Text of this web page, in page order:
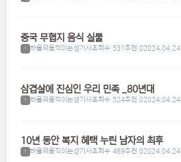
중국 무협지 음식 실물
1 하울의움직이는성기사조회수 531 추천 02024.04.24
삼겹살에 진심인 우리 민족 _80년대
1 하울의움직이는성기사조회수 524추천 02024.04.24
10년 동안 복지 혜택 누린 남자의 최후
1 하울의움직이는성기사조회수 489추천 02024.04.24